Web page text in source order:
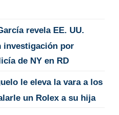
revela EE. UU.
investigación por
de NY en RD
le eleva la vara a los
un Rolex a su hija